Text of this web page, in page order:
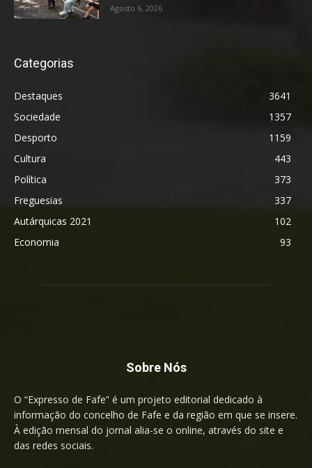
Agosto 6, 2026
Categorias
Destaques
3641
Sociedade
1357
Desporto
1159
Cultura
443
Política
373
Freguesias
337
Autárquicas 2021
102
Economia
93
Sobre Nós
O “Expresso de Fafe” é um projeto editorial dedicado à
informação do concelho de Fafe e da região em que se insere.
À edição mensal do jornal alia-se o online, através do site e
das redes sociais.